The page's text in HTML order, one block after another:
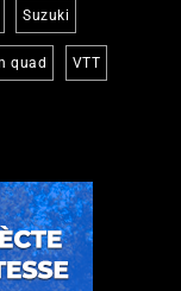
Suzuki
quad VTT